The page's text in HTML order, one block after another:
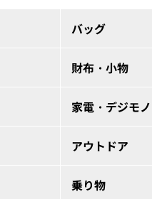
バッグ
財布・小物
家電・デジモノ
アウトドア
乗り物